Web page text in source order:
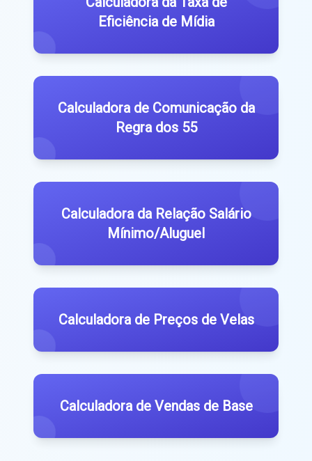
Eficiência de Mídia
Calculadora de Comunicação da
Regra dos 55
Calculadora da Relação Salário
Mínimo/Aluguel
Calculadora de Preços de Velas
Calculadora de Vendas de Base